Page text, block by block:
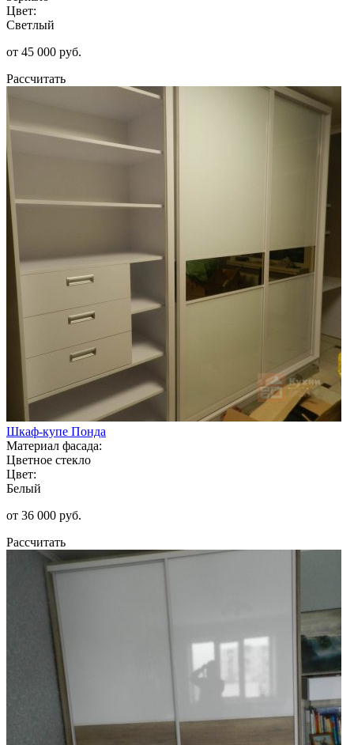
Цвет:
Светлый
от 45 000 руб.
Рассчитать
Шкаф-купе Понда
Материал фасада:
Цветное стекло
Цвет:
Белый
от 36 000 руб.
Рассчитать